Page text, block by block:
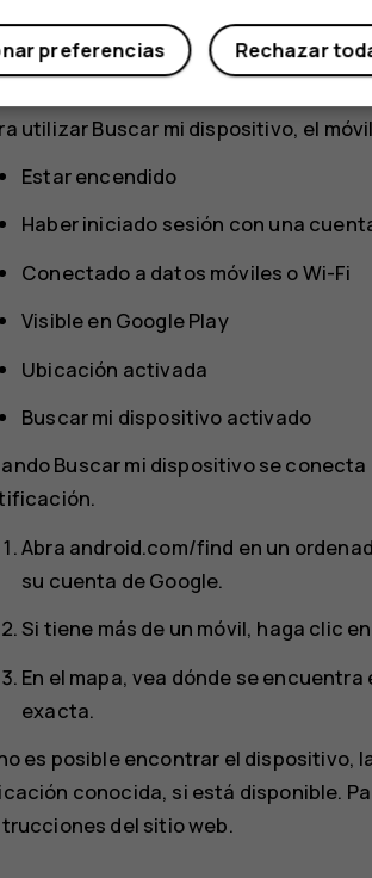
pierde el móvil, es posible que pueda
si ha iniciado sesión en una
de forma predeterminada para
utilizar Buscar mi dispositivo, el
Estar encendido
Haber iniciado sesión con una
Conectado a datos móviles o Wi-Fi
Visible en Google Play
Ubicación activada
Buscar mi dispositivo activado
Buscar mi dispositivo se
Abra android.com/find en un
su cuenta de Google.
Si tiene más de un móvil, haga clic
En el mapa, vea dónde se
exacta.
es posible encontrar el dispositivo,
conocida, si está disponible.
del sitio web.
Rechazar
preferencias